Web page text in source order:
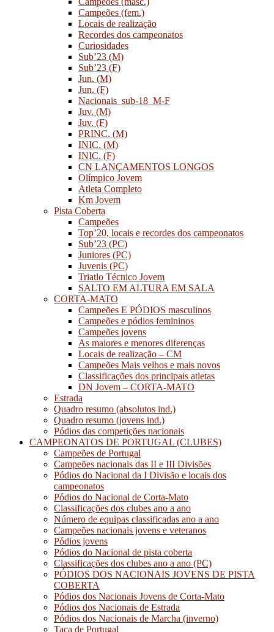
Campeões (fem.)
Locais de realização
Recordes dos campeonatos
Curiosidades
Sub’23 (M)
Sub’23 (F)
Jun. (M)
Jun. (F)
Nacionais_sub-18_M-F
Juv. (M)
Juv. (F)
PRINC. (M)
INIC. (M)
INIC. (F)
CN LANÇAMENTOS LONGOS
Olímpico Jovem
Atleta Completo
Km Jovem
Pista Coberta
Campeões
Top’20, locais e recordes dos campeonatos
Sub’23 (PC)
Juniores (PC)
Juvenis (PC)
Triatlo Técnico Jovem
SALTO EM ALTURA EM SALA
CORTA-MATO
Campeões E PÓDIOS masculinos
Campeões e pódios femininos
Campeões jovens
As maiores e menores diferenças
Locais de realização – CM
Campeões Mais velhos e mais novos
Classificações dos principais atletas
DN Jovem – CORTA-MATO
Estrada
Quadro resumo (absolutos ind.)
Quadro resumo (jovens ind.)
Pódios das competições nacionais
CAMPEONATOS DE PORTUGAL (CLUBES)
Campeões de Portugal
Campeões nacionais das II e III Divisões
Pódios do Nacional da I Divisão e locais dos
campeonatos
Pódios do Nacional de Corta-Mato
Classificações dos clubes ano a ano
Número de equipas classificadas ano a ano
Campeões nacionais jovens e veteranos
Pódios jovens
Pódios do Nacional de pista coberta
Classificações dos clubes ano a ano (PC)
PÓDIOS DOS NACIONAIS JOVENS DE PISTA
COBERTA
Pódios dos Nacionais Jovens de Corta-Mato
Pódios dos Nacionais de Estrada
Pódios dos Nacionais de Marcha (inverno)
Taça de Portugal